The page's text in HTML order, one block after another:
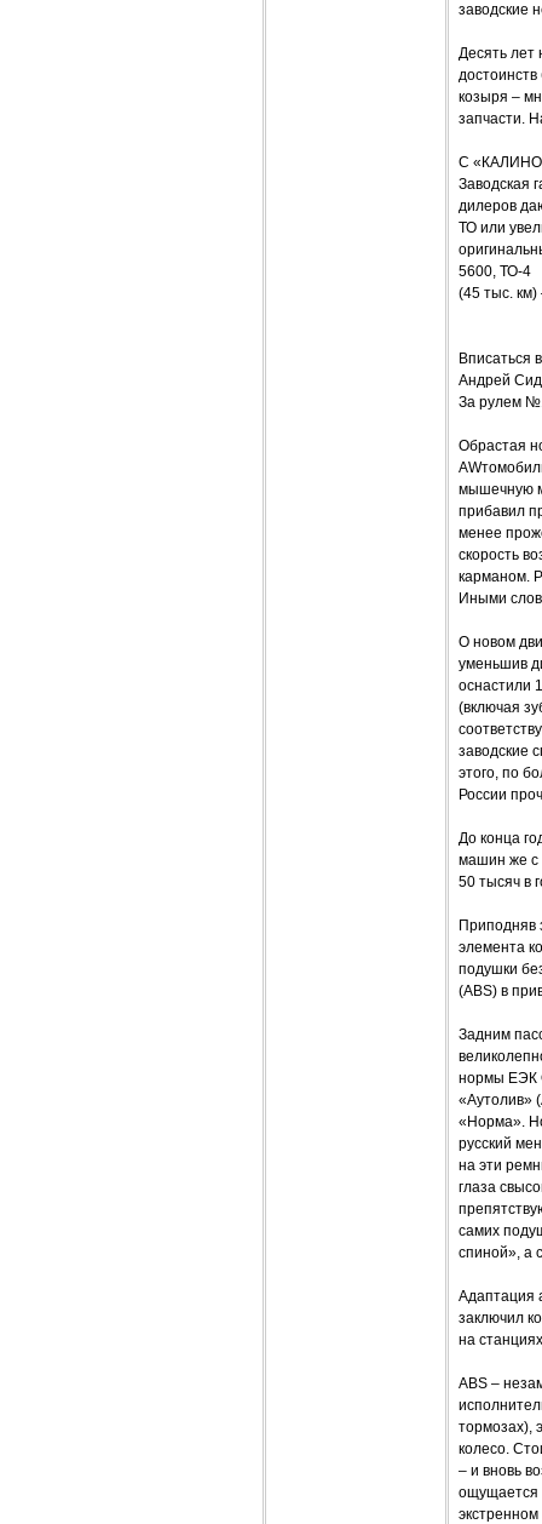
заводские
Десять лет
козыря –
запчасти.
С
Заводская
дилеров
ТО или
5600, ТО-4
(45 тыс. км)
Вписаться
Андрей
За рулем
Обрастая
мышечную
прибавил
менее
скорость
карманом.
Иными
О новом
уменьшив
оснастили
(включая
заводские
этого, по
России
До конца
машин же с
50 тысяч в
Приподняв
элемента
подушки
(ABS) в
Задним
нормы ЕЭК
«Аутолив»
«Норма».
русский
на эти
глаза
самих
спиной», а
Адаптация
заключил
на
ABS –
тормозах),
колесо.
– и вновь
ощущается